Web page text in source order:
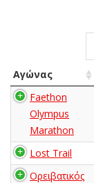
Αγώνας
Faethon
Olympus
Marathon
Lost Trail
Ορειβατικός